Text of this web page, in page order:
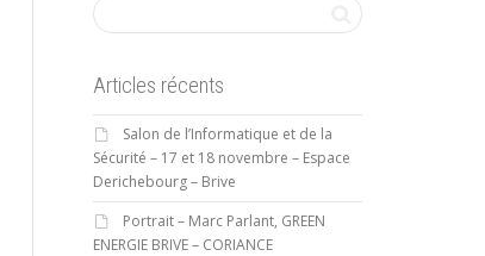
Articles récents
Salon de l’Informatique et de la
Sécurité – 17 et 18 novembre – Espace
Derichebourg – Brive
Portrait – Marc Parlant, GREEN
ENERGIE BRIVE – CORIANCE